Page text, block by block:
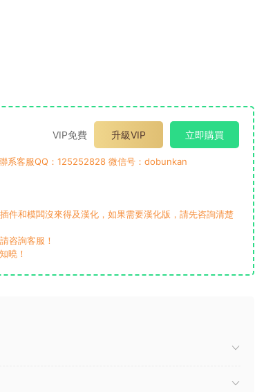
VIP免費 升級VIP 立即購買
系客服QQ：125252828 微信号：dobunkan
件和模闆沒來得及漢化，如果需要漢化版，請先咨詢清楚
咨詢客服！
曉！